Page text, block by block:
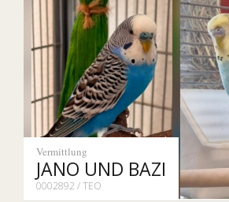
Vermittlung
JANO UND BAZI
0002892 / TEO